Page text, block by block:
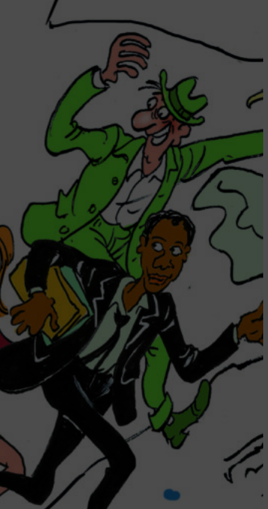
durée ? En s’armant d’une idée
: utiliser l’argent public consacré
chômage et le
en salaire. L’initiative est
farfelue : initiée par ATD Quart
en 2016 avec 10 territoires
elle est depuis
reading